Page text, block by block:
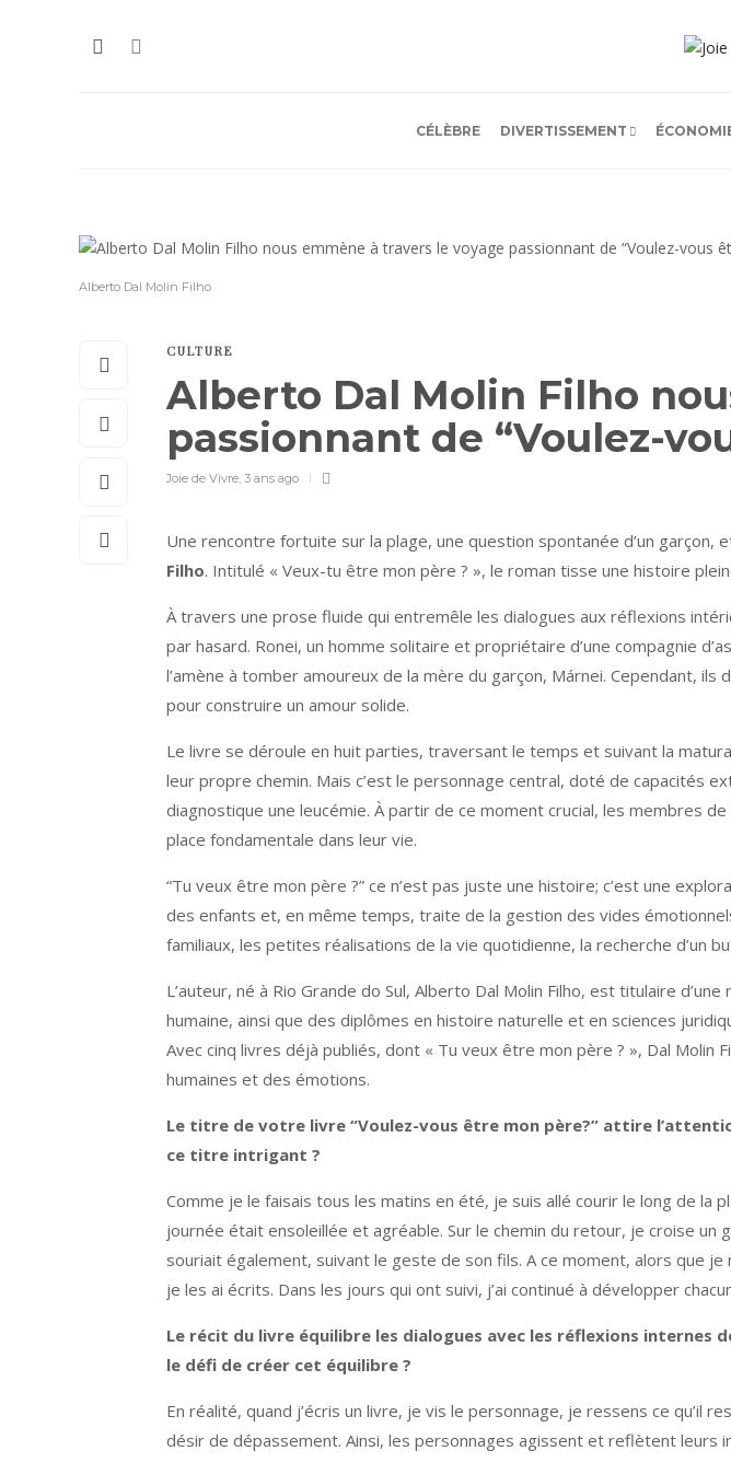
CÉLÈBRE DIVERTISSEMENT
Alberto Dal Molin Filho
CULTURE
Alberto Dal Molin Filho
passionnant de “Voulez-
Joie de Vivre, 3 ans ago
Une rencontre fortuite sur la plage, une question spontanée d’un garçon,
Filho. Intitulé « Veux-tu être mon père ? », le roman tisse une histoire
À travers une prose fluide qui entremêle les dialogues aux réflexions
par hasard. Ronei, un homme solitaire et propriétaire d’une compagnie
l’amène à tomber amoureux de la mère du garçon, Márnei. Cependant,
pour construire un amour solide.
Le livre se déroule en huit parties, traversant le temps et suivant la
leur propre chemin. Mais c’est le personnage central, doté de capacités
diagnostique une leucémie. À partir de ce moment crucial, les membres
place fondamentale dans leur vie.
“Tu veux être mon père ?” ce n’est pas juste une histoire; c’est une
des enfants et, en même temps, traite de la gestion des vides
familiaux, les petites réalisations de la vie quotidienne, la recherche d’un
L’auteur, né à Rio Grande do Sul, Alberto Dal Molin Filho, est titulaire
humaine, ainsi que des diplômes en histoire naturelle et en sciences
Avec cinq livres déjà publiés, dont « Tu veux être mon père ? », Dal
humaines et des émotions.
Le titre de votre livre “Voulez-vous être mon père?” attire
ce titre intrigant ?
Comme je le faisais tous les matins en été, je suis allé courir le long de la
journée était ensoleillée et agréable. Sur le chemin du retour, je croise
souriait également, suivant le geste de son fils. A ce moment, alors que
je les ai écrits. Dans les jours qui ont suivi, j’ai continué à développer
Le récit du livre équilibre les dialogues avec les réflexions
le défi de créer cet équilibre ?
En réalité, quand j’écris un livre, je vis le personnage, je ressens ce
désir de dépassement. Ainsi, les personnages agissent et reflètent leurs